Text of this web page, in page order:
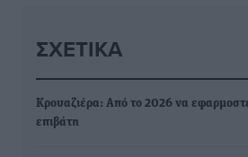
ΣΧΕΤΙΚΆ
Κρουαζιέρα: Από το 2026 να
επιβάτη